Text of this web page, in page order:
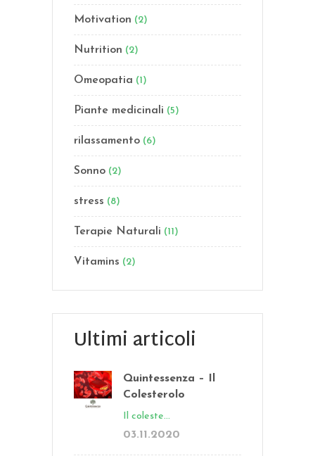
Motivation (2)
Nutrition (2)
Omeopatia (1)
Piante medicinali (5)
rilassamento (6)
Sonno (2)
stress (8)
Terapie Naturali (11)
Vitamins (2)
Ultimi articoli
Quintessenza – Il
Colesterolo
Il coleste...
03.11.2020